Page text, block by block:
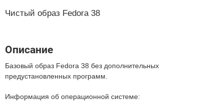
Чистый образ Fedora 38
Описание
Базовый образ Fedora 38 без дополнительных
предустановленных программ.
Информация об операционной системе: